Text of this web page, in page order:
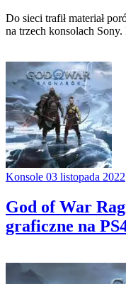
Do sieci trafił materiał
na trzech konsolach
Konsole 03 listopada 2022
God of War
graficzne na